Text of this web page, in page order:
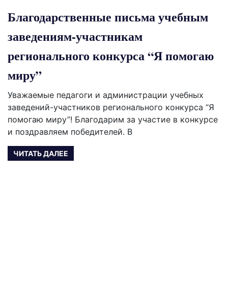
Благодарственные письма учебным
заведениям-участникам
регионального конкурса “Я помогаю
миру”
Уважаемые педагоги и администрации учебных
заведений-участников регионального конкурса “Я
помогаю миру”! Благодарим за участие в конкурсе
и поздравляем победителей. В
ЧИТАТЬ ДАЛЕЕ